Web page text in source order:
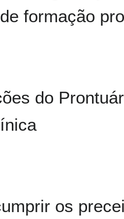
formação
do
os